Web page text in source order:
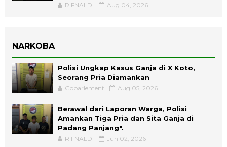
RIFNALDI Aug 04, 2026
NARKOBA
Polisi Ungkap Kasus Ganja di X Koto,
Seorang Pria Diamankan
Goparlement Aug 05, 2026
Berawal dari Laporan Warga, Polisi
Amankan Tiga Pria dan Sita Ganja di
Padang Panjang".
RIFNALDI Jun 02, 2026